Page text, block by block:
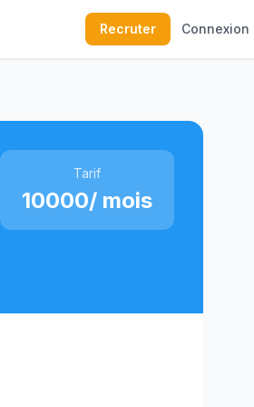
Recruter Connexion
Tarif
10000/ mois